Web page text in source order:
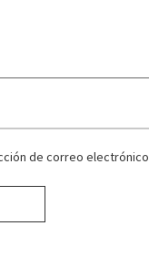
de correo electrónico